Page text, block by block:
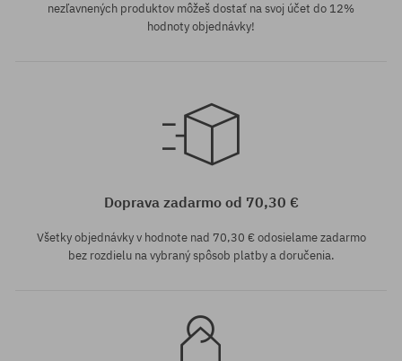
Dostupné veľkosti:
nezľavnených produktov môžeš dostať na svoj účet do 12%
hodnoty objednávky!
Doprava zadarmo od 70,30 €
Všetky objednávky v hodnote nad 70,30 € odosielame zadarmo
bez rozdielu na vybraný spôsob platby a doručenia.